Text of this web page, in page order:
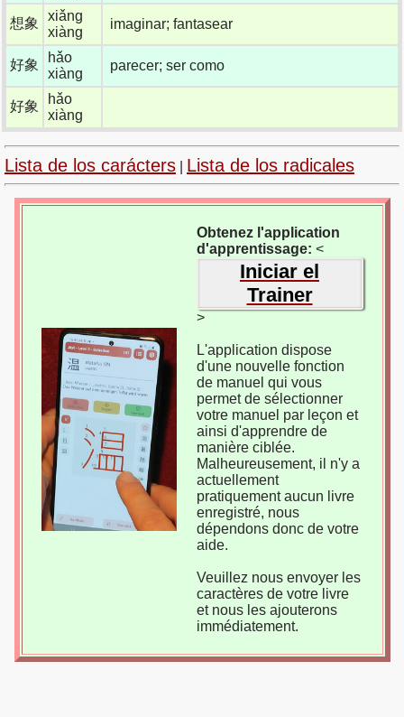
想象
xiǎng
xiàng
imaginar; fantasear
好象
hǎo
xiàng
parecer; ser como
好象
hǎo
xiàng
Lista de los carácters Lista de los radicales
Obtenez l'application
d'apprentissage: <
Iniciar el
Trainer
>
L'application dispose
d'une nouvelle fonction
de manuel qui vous
permet de sélectionner
votre manuel par leçon et
ainsi d'apprendre de
manière ciblée.
Malheureusement, il n'y a
actuellement
pratiquement aucun livre
enregistré, nous
dépendons donc de votre
aide.
Veuillez nous envoyer les
caractères de votre livre
et nous les ajouterons
immédiatement.